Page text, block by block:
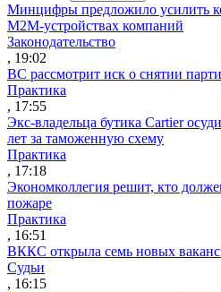
Минцифры предложило усилить
M2M-устройствах компаний
Законодательство
, 19:02
ВС рассмотрит иск о снятии
Практика
, 17:55
Экс-владельца бутика Cartier
лет за таможенную схему
Практика
, 17:18
Экономколлегия решит, кто
пожаре
Практика
, 16:51
ВККС открыла семь новых
Судьи
, 16:15